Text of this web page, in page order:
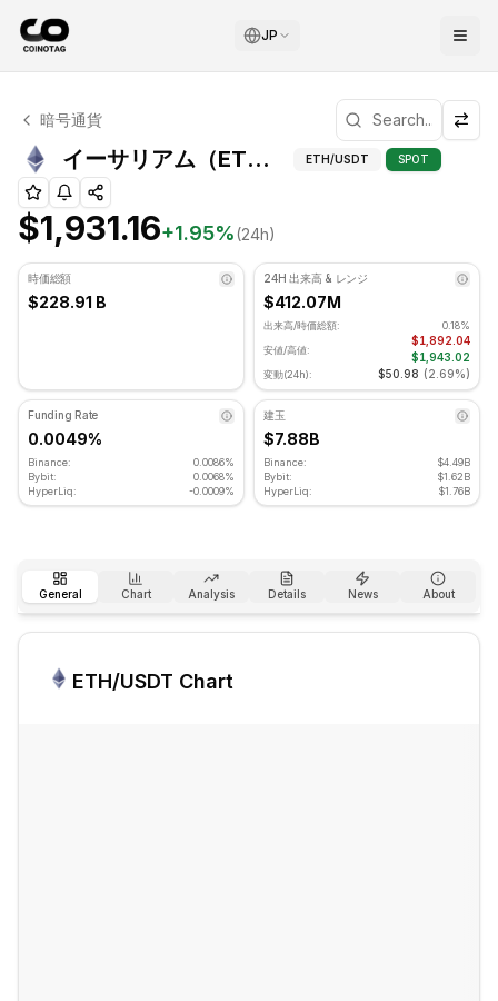
JP
イーサリアム テクニカル分析
イーサリアム 現在 $1,931.16 で取引されています. RSI指
暗号通貨
イーサリアム（ETH）ピボットポイント ETH/USDT SPOT
$1,931.16+1.95%(24h)
時価総額
$228.91 B
24H 出来高 & レンジ
$412.07M
出来高/時価総額:
0.18%
安値/高値:
$1,892.04
$1,943.02
変動(24h): $50.98 (2.69%)
Funding Rate
0.0049%
Binance:
0.0086%
Bybit:
0.0068%
HyperLiq:
-0.0009%
建玉
$7.88B
Binance:
$4.49B
Bybit:
$1.62B
HyperLiq:
$1.76B
General Chart Analysis Details News About
ETH/USDT Chart